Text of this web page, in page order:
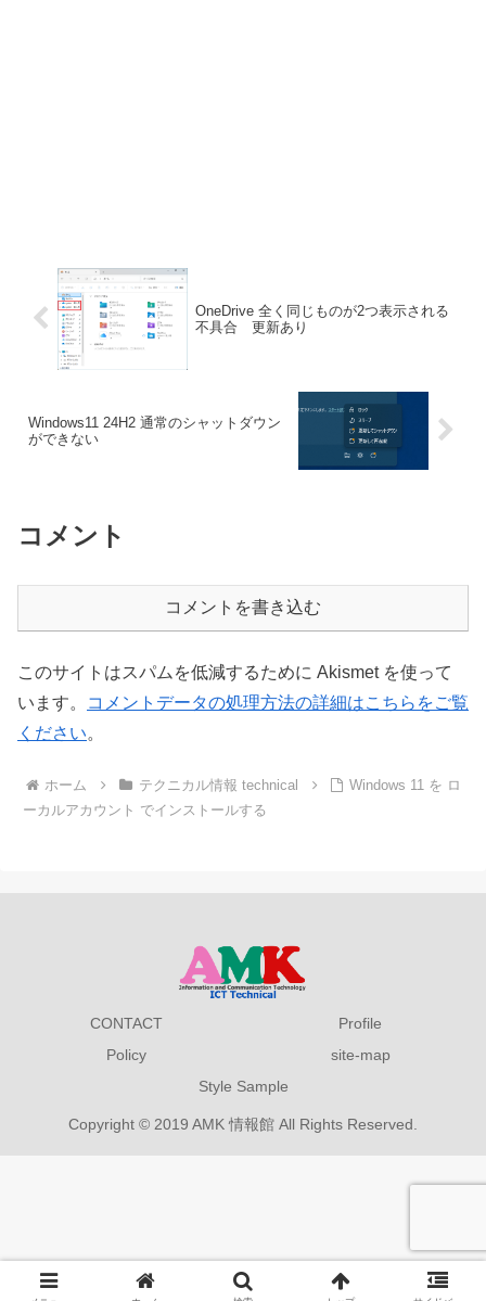
OneDrive 全く同じものが2つ表示される
不具合 更新あり
Windows11 24H2 通常のシャットダウン
ができない
コメント
コメントを書き込む
このサイトはスパムを低減するために Akismet を使って
います。
コメントデータの処理方法の詳細はこちらをご覧
ください。
ホーム テクニカル情報 technical
Windows 11 を ロ
ーカルアカウント でインストールする
CONTACT
Profile
Policy
site-map
Style Sample
Copyright © 2019 AMK 情報館 All Rights Reserved.